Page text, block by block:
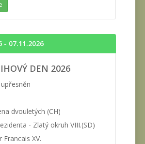
- 07.11.2026
DEN 2026
dvouletých (CH)
- Zlatý okruh VIII.(SD)
XV.